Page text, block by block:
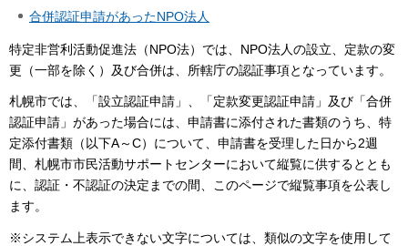
合併認証申請があったNPO法人
特定非営利活動促進法（NPO法）では、NPO法人の設立、定款の変
更（一部を除く）及び合併は、所轄庁の認証事項となっています。
札幌市では、「設立認証申請」、「定款変更認証申請」及び「合併
認証申請」があった場合には、申請書に添付された書類のうち、特
定添付書類（以下A～C）について、申請書を受理した日から2週
間、札幌市市民活動サポートセンターにおいて縦覧に供するととも
に、認証・不認証の決定までの間、このページで縦覧事項を公表し
ます。
※システム上表示できない文字については、類似の文字を使用して